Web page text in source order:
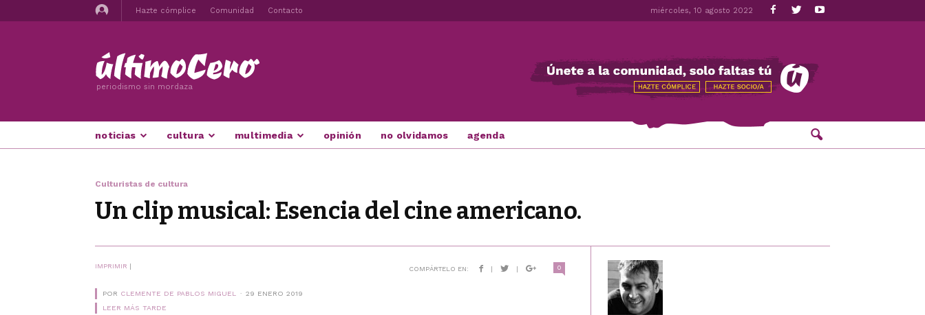
Hazte cómplice Comunidad Contacto miércoles, 10 agosto 2022
periodismo sin mordaza
noticias cultura multimedia opinión no olvidamos agenda
Culturistas de cultura
Un clip musical: Esencia del cine americano.
IMPRIMIR | COMPÁRTELO EN: | | 0
POR CLEMENTE DE PABLOS MIGUEL
29 ENERO 2019
LEER MÁS TARDE